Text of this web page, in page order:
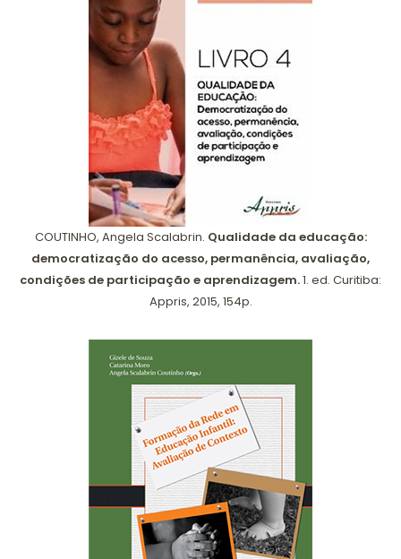
COUTINHO, Angela Scalabrin. Qualidade da educação:
democratização do acesso, permanência, avaliação,
condições de participação e aprendizagem.1. ed. Curitiba:
Appris, 2015, 154p.